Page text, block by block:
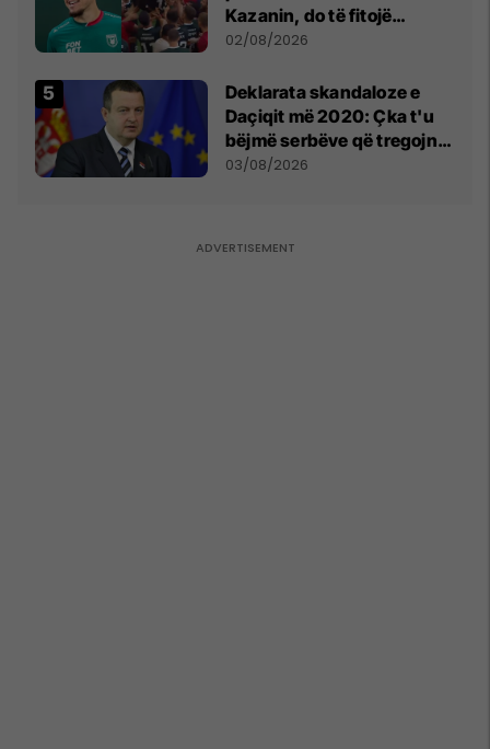
Kazanin, do të fitojë
miliona te Spartak Moska
02/08/2026
​Deklarata skandaloze e
Daçiqit më 2020: Çka t'u
bëjmë serbëve që tregojnë
ku janë varrosur shqiptarët
03/08/2026